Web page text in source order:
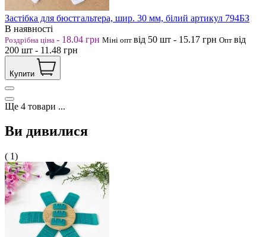
Застібка для бюстгальтера, шир. 30 мм, білий артикул 794БЗ
В наявності
Роздрібна ціна - 18.04 грн Міні опт від 50 шт - 15.17 грн Опт від
200 шт - 11.48 грн
Купити
Ще 4 товари ...
Ви дивилися
( 1)